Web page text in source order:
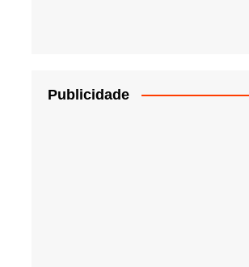
Publicidade